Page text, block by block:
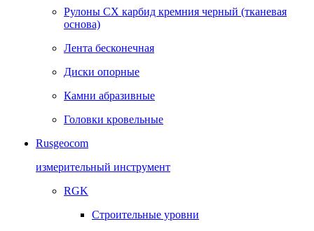
Рулоны CX карбид кремния черный (тканевая
основа)
Лента бесконечная
Диски опорные
Камни абразивные
Головки кровельные
Rusgeocom
измерительный инструмент
RGK
Строительные уровни